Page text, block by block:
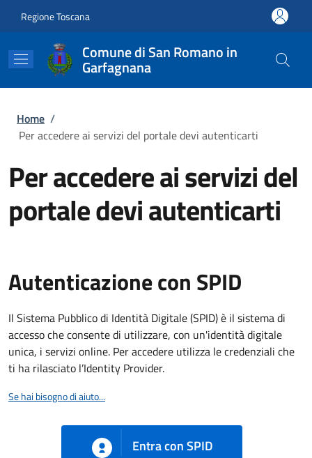
Regione Toscana
Comune di San Romano in
Garfagnana
Briciole di pane
Home /
Per accedere ai servizi del portale devi autenticarti
Per accedere ai servizi del
portale devi autenticarti
Autenticazione con SPID
Il Sistema Pubblico di Identità Digitale (SPID) è il sistema di
accesso che consente di utilizzare, con un'identità digitale
unica, i servizi online. Per accedere utilizza le credenziali che
ti ha rilasciato l’Identity Provider.
Se hai bisogno di aiuto...
Entra con SPID